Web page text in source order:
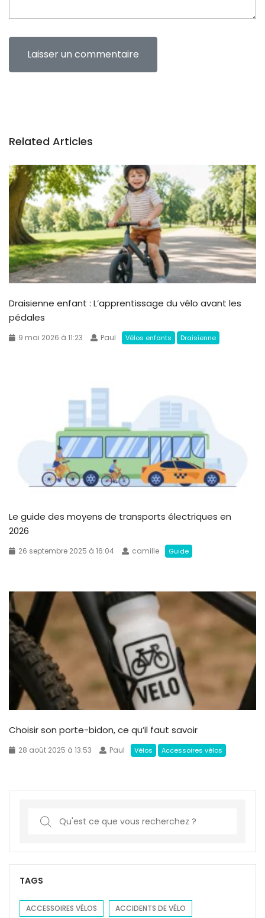
Related Articles
Draisienne enfant : L’apprentissage du vélo avant les
pédales
9 mai 2026 à 11:23 Paul Vélos enfants Draisienne
Le guide des moyens de transports électriques en
2026
26 septembre 2025 à 16:04 camille Guide
Choisir son porte-bidon, ce qu’il faut savoir
28 août 2025 à 13:53 Paul Vélos Accessoires vélos
r
c
f
TAGS
ACCESSOIRES VÉLOS ACCIDENTS DE VÉLO